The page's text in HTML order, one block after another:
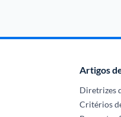
Artigos
Diretrizes
Critérios